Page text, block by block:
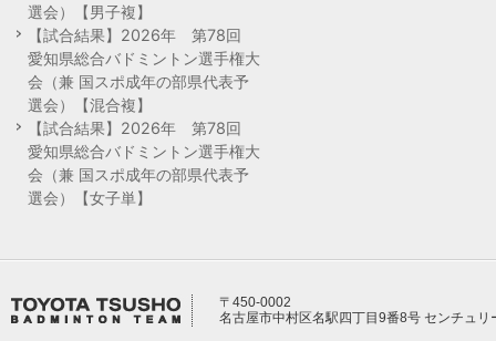
選会）【男子複】
【試合結果】2026年 第78回
愛知県総合バドミントン選手権大
会（兼 国スポ成年の部県代表予
選会）【混合複】
【試合結果】2026年 第78回
愛知県総合バドミントン選手権大
会（兼 国スポ成年の部県代表予
選会）【女子単】
〒450-0002
名古屋市中村区名駅四丁目9番8号 センチュリ